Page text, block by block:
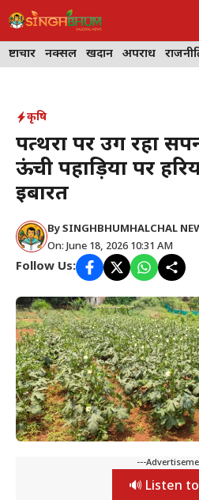
Skip
to
content
भ्रष्टाचार नक्सल खदान अपराध
कृषि
पत्थरों पर उग रहा
ऊंची पहाड़ियों पर
इबारत
BySINGHBHUMHALCHAL
On: June 18, 2026 10:31 AM
Follow Us:
---
🔊 Listen